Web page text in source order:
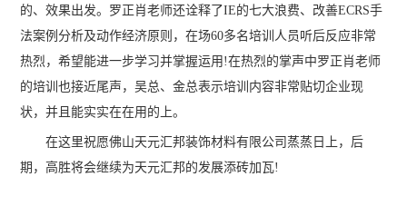
的、效果出发。罗正肖老师还诠释了IE的七大浪费、改善ECRS手
法案例分析及动作经济原则，在场60多名培训人员听后反应非常
热烈，希望能进一步学习并掌握运用!在热烈的掌声中罗正肖老师
的培训也接近尾声，吴总、金总表示培训内容非常贴切企业现
状，并且能实实在在用的上。
在这里祝愿佛山天元汇邦装饰材料有限公司蒸蒸日上，后
期，高胜将会继续为天元汇邦的发展添砖加瓦!